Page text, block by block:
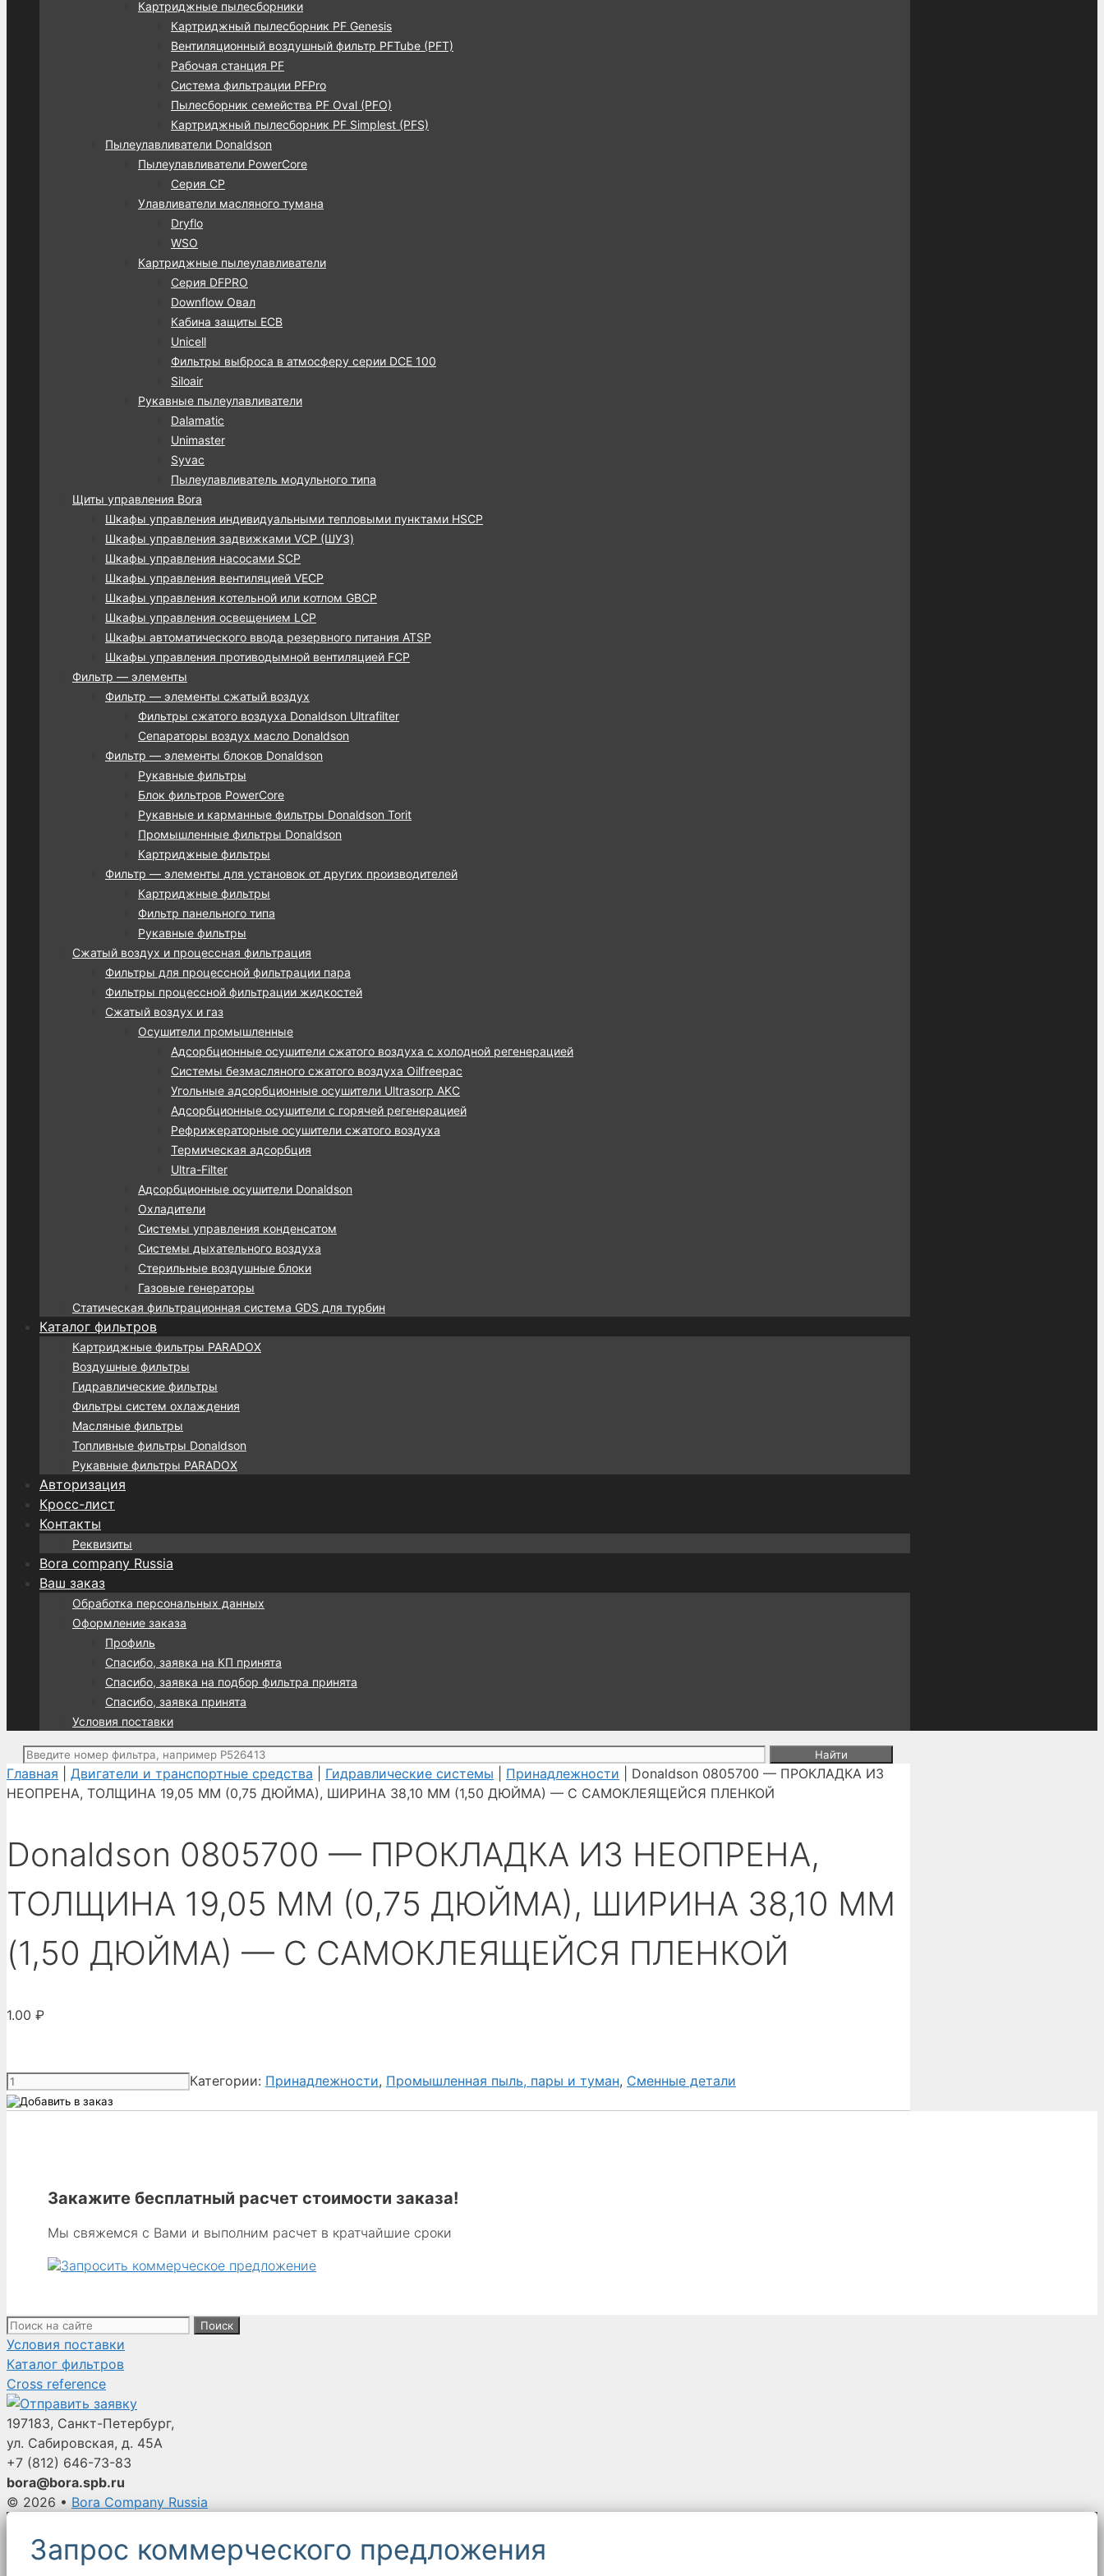
Картриджные пылесборники
Картриджный пылесборник PF Genesis
Вентиляционный воздушный фильтр PFTube (PFT)
Рабочая станция PF
Система фильтрации PFPro
Пылесборник семейства PF Oval (PFO)
Картриджный пылесборник PF Simplest (PFS)
Пылеулавливатели Donaldson
Пылеулавливатели PowerCore
Серия CP
Улавливатели масляного тумана
Dryflo
WSO
Картриджные пылеулавливатели
Серия DFPRO
Downflow Овал
Кабина защиты ECB
Unicell
Фильтры выброса в атмосферу серии DCE 100
Siloair
Рукавные пылеулавливатели
Dalamatic
Unimaster
Syvac
Пылеулавливатель модульного типа
Щиты управления Bora
Шкафы управления индивидуальными тепловыми пунктами HSCP
Шкафы управления задвижками VCP (ШУЗ)
Шкафы управления насосами SCP
Шкафы управления вентиляцией VECP
Шкафы управления котельной или котлом GBCP
Шкафы управления освещением LCP
Шкафы автоматического ввода резервного питания ATSP
Шкафы управления противодымной вентиляцией FCP
Фильтр — элементы
Фильтр — элементы сжатый воздух
Фильтры сжатого воздуха Donaldson Ultrafilter
Сепараторы воздух масло Donaldson
Фильтр — элементы блоков Donaldson
Рукавные фильтры
Блок фильтров PowerCore
Рукавные и карманные фильтры Donaldson Torit
Промышленные фильтры Donaldson
Картриджные фильтры
Фильтр — элементы для установок от других производителей
Картриджные фильтры
Фильтр панельного типа
Рукавные фильтры
Сжатый воздух и процессная фильтрация
Фильтры для процессной фильтрации пара
Фильтры процессной фильтрации жидкостей
Сжатый воздух и газ
Осушители промышленные
Адсорбционные осушители сжатого воздуха с холодной регенерацией
Системы безмасляного сжатого воздуха Oilfreepac
Угольные адсорбционные осушители Ultrasorp AKC
Адсорбционные осушители с горячей регенерацией
Рефрижераторные осушители сжатого воздуха
Термическая адсорбция
Ultra-Filter
Адсорбционные осушители Donaldson
Охладители
Системы управления конденсатом
Системы дыхательного воздуха
Стерильные воздушные блоки
Газовые генераторы
Статическая фильтрационная система GDS для турбин
Каталог фильтров
Картриджные фильтры PARADOX
Воздушные фильтры
Гидравлические фильтры
Фильтры систем охлаждения
Масляные фильтры
Топливные фильтры Donaldson
Рукавные фильтры PARADOX
Авторизация
Кросс-лист
Контакты
Реквизиты
Bora company Russia
Ваш заказ
Обработка персональных данных
Оформление заказа
Профиль
Спасибо, заявка на КП принята
Спасибо, заявка на подбор фильтра принята
Спасибо, заявка принята
Условия поставки
Поиск:
Главная
Двигатели и транспортные средства Гидравлические системы Принадлежности | Donaldson 0805700 — ПРОКЛАДКА ИЗ
НЕОПРЕНА, ТОЛЩИНА 19,05 ММ (0,75 ДЮЙМА), ШИРИНА 38,10 ММ (1,50 ДЮЙМА) — С САМОКЛЕЯЩЕЙСЯ ПЛЕНКОЙ
Donaldson 0805700 — ПРОКЛАДКА ИЗ НЕОПРЕНА,
ТОЛЩИНА 19,05 ММ (0,75 ДЮЙМА), ШИРИНА 38,10 ММ
(1,50 ДЮЙМА) — С САМОКЛЕЯЩЕЙСЯ ПЛЕНКОЙ
1.00 ₽
Количество
товара
ТОЛЩИНА
19,05 ММ
(0,75 ДЮЙМА),
38,10 ММ
(1,50 ДЮЙМА) —
С
САМОКЛЕЯЩЕЙСЯ
ПЛЕНКОЙ
Категории: Принадлежности, Промышленная пыль, пары и туман, Сменные детали
Закажите бесплатный расчет стоимости заказа!
Мы свяжемся с Вами и выполним расчет в кратчайшие сроки
Поиск:
Условия поставки
Каталог фильтров
Cross reference
197183, Санкт-Петербург,
ул. Сабировская, д. 45А
+7 (812) 646-73-83
bora@bora.spb.ru
© 2026 • Bora Company Russia
Запрос коммерческого предложения